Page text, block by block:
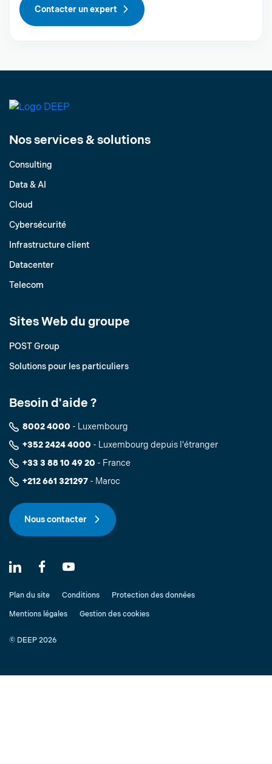
Contacter un expert
Nos services & solutions
Consulting
Data & AI
Cloud
Cybersécurité
Infrastructure client
Datacenter
Telecom
Sites Web du groupe
POST Group
Solutions pour les particuliers
Besoin d'aide ?
8002 4000 - Luxembourg
+352 2424 4000 - Luxembourg depuis l'étranger
+33 3 88 10 49 20 - France
+212 661 321297 - Maroc
Nous contacter
Plan du site Conditions Protection des données
Mentions légales Gestion des cookies
© DEEP 2026